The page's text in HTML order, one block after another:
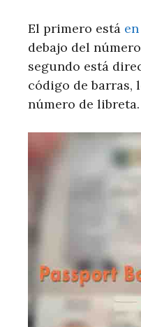
El primero está
debajo del
segundo está
código de barras,
número de libreta.